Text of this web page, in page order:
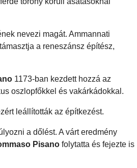
nevezi magát. Ammannati
a reneszánsz építész,
1173-ban kezdett hozzá az
oszlopfőkkel és vakárkádokkal.
leállították az építkezést.
a dőlést. A várt eredmény
Pisano folytatta és fejezte is